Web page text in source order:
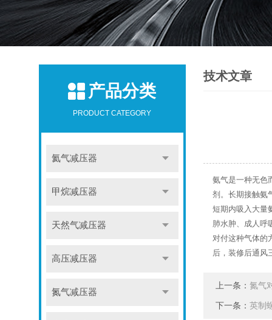
产品分类
PRODUCT CATEGORY
氦气减压器
甲烷减压器
天然气减压器
高压减压器
氮气减压器
技术文章
氨气是一种无色
剂。长期接触氨
短期内吸入大量
肺水肿、成人呼
对付这种气体的
后，装修后通风
上一条： 氮气
下一条： 英制